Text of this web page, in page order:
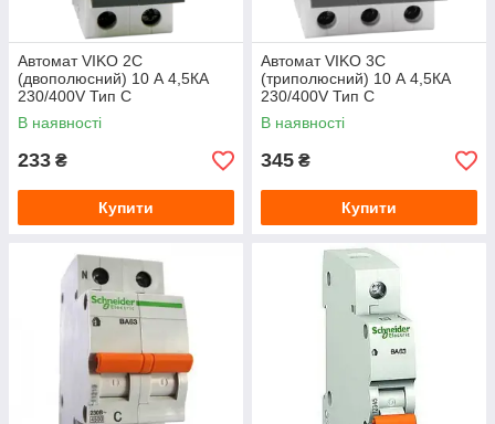
Автомат VIKO 2С
(двополюсний) 10 А 4,5КА
230/400V Тип С
В наявності
233 ₴
Купити
Автомат VIKO 3С
(триполюсний) 10 А 4,5КА
230/400V Тип С
В наявності
345 ₴
Купити